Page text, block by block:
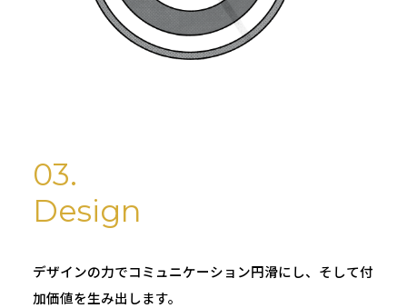
03.
Design
デザインの力でコミュニケーション円滑にし、そして付
加価値を生み出します。